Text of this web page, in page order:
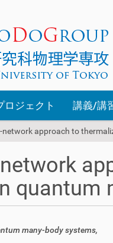
ロジェクト 講義/講
network approach to
quantum
many-body systems,